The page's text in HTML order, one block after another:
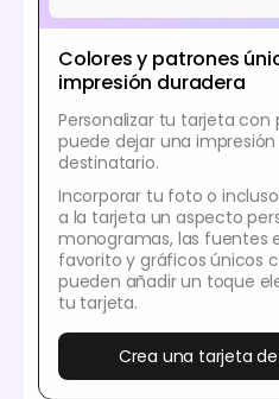
Colores y patrones
impresión duradera
Personalizar tu tarjeta con
puede dejar una
destinatario.
Incorporar tu foto o
a la tarjeta un aspecto
monogramas, las fuentes
favorito y gráficos únicos
pueden añadir un toque
tu tarjeta.
Crea una tarjeta